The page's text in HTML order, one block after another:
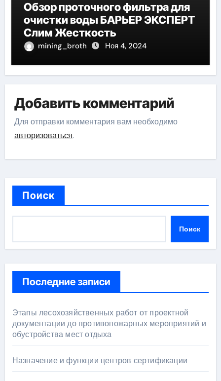
Обзор проточного фильтра для
очистки воды БАРЬЕР ЭКСПЕРТ
Слим Жесткость
mining_broth Ноя 4, 2024
Добавить комментарий
Для отправки комментария вам необходимо
авторизоваться.
Поиск
Поиск
Последние записи
Этапы лесохозяйственных работ от проектной
документации до противопожарных мероприятий и
обустройства мест отдыха
Назначение и функции центров сертификации